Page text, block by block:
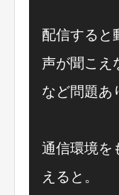
配信すると
声が聞こえ
など問題あ
通信環境を
えると。